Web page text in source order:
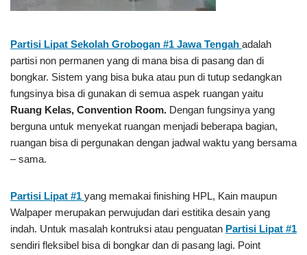
Partisi Lipat Sekolah Grobogan #1 Jawa Tengah adalah
partisi non permanen yang di mana bisa di pasang dan di
bongkar. Sistem yang bisa buka atau pun di tutup sedangkan
fungsinya bisa di gunakan di semua aspek ruangan yaitu
Ruang Kelas, Convention Room. Dengan fungsinya yang
berguna untuk menyekat ruangan menjadi beberapa bagian,
ruangan bisa di pergunakan dengan jadwal waktu yang bersama
– sama.
Partisi Lipat #1 yang memakai finishing HPL, Kain maupun
Walpaper merupakan perwujudan dari estitika desain yang
indah. Untuk masalah kontruksi atau penguatan Partisi Lipat #1
sendiri fleksibel bisa di bongkar dan di pasang lagi. Point